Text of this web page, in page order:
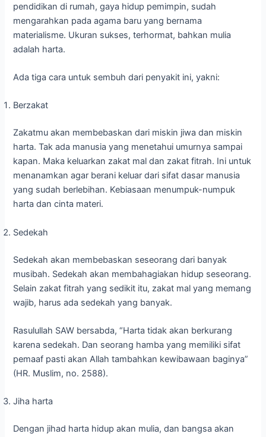
pendidikan di rumah, gaya hidup pemimpin, sudah
mengarahkan pada agama baru yang bernama
materialisme. Ukuran sukses, terhormat, bahkan mulia
adalah harta.
Ada tiga cara untuk sembuh dari penyakit ini, yakni:
Berzakat
Zakatmu akan membebaskan dari miskin jiwa dan miskin
harta. Tak ada manusia yang menetahui umurnya sampai
kapan. Maka keluarkan zakat mal dan zakat fitrah. Ini untuk
menanamkan agar berani keluar dari sifat dasar manusia
yang sudah berlebihan. Kebiasaan menumpuk-numpuk
harta dan cinta materi.
Sedekah
Sedekah akan membebaskan seseorang dari banyak
musibah. Sedekah akan membahagiakan hidup seseorang.
Selain zakat fitrah yang sedikit itu, zakat mal yang memang
wajib, harus ada sedekah yang banyak.
Rasulullah SAW bersabda, “Harta tidak akan berkurang
karena sedekah. Dan seorang hamba yang memiliki sifat
pemaaf pasti akan Allah tambahkan kewibawaan baginya”
(HR. Muslim, no. 2588).
Jiha harta
Dengan jihad harta hidup akan mulia, dan bangsa akan